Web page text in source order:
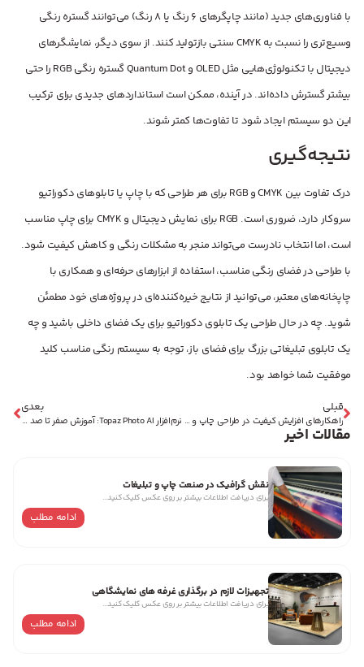
با فناوری‌های جدید (مانند چاپگرهای 6 رنگ یا 8 رنگ) می‌توانند گستره رنگی
وسیع‌تری را نسبت به CMYK سنتی بازتولید کنند. از سوی دیگر، نمایشگرهای
دیجیتال با تکنولوژی‌هایی مثل OLED و Quantum Dot گستره رنگی RGB را حتی
بیشتر گسترش داده‌اند. در آینده، ممکن است استانداردهای جدیدی برای ترکیب
این دو سیستم ایجاد شود تا تفاوت‌ها کمتر شوند.
نتیجه‌گیری
درک تفاوت بین CMYK و RGB برای هر طراحی که با چاپ یا تابلوهای دکوراتیو
سروکار دارد، ضروری است. RGB برای نمایش دیجیتال و CMYK برای چاپ مناسب
است، اما انتخاب نادرست می‌تواند منجر به مشکلات رنگی و کاهش کیفیت شود.
با طراحی در فضای رنگی مناسب، استفاده از ابزارهای حرفه‌ای و همکاری با
چاپخانه‌های معتبر، می‌توانید از نتایج خیره‌کننده‌ای در پروژه‌های خود مطمئن
شوید. چه در حال طراحی یک تابلوی دکوراتیو برای یک فضای داخلی باشید و چه
یک تابلوی تبلیغاتی بزرگ برای فضای باز، توجه به سیستم رنگی مناسب کلید
موفقیت شما خواهد بود.
قبلی
راهکارهای افزایش کیفیت در طراحی چاپ و تابلو: راهنمای جامع برای حرفه‌ای‌ها
بعدی
نرم‌افزار Topaz Photo AI: آموزش صفر تا صد بهبود کیفیت تصاویر با هوش مصنوعی
مقالات اخیر
نقش گرافیک در صنعت چاپ و تبلیغات
برای دریافت اطلاعات بیشتر بر روی عکس کلیک کنید…
ادامه مطلب
تجهیزات لازم در برگذاری غرفه های نمایشگاهی
برای دریافت اطلاعات بیشتر بر روی عکس کلیک کنید…
ادامه مطلب